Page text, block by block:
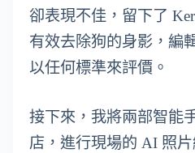
卻表現不佳，留下了
有效去除狗的身影，編
以任何標準來評價。
接下來，我將兩部智能
店，進行現場的 AI 照